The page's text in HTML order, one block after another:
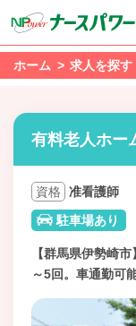
ホーム 求人を探す
有料老人ホー
資格 准看護師
駐車場あり
【群馬県伊勢崎
～5回。車通勤可